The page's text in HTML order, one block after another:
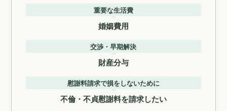
重要な生活費
婚姻費用
交渉・早期解決
財産分与
慰謝料請求で損をしないために
不倫・不貞慰謝料を請求したい